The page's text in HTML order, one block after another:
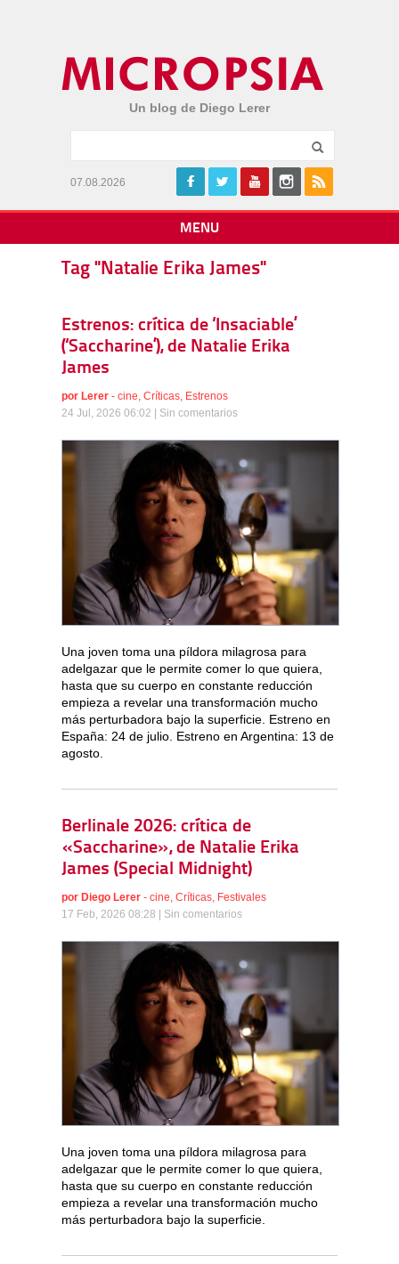
Un blog de Diego Lerer
07.08.2026
MENU
Tag "Natalie Erika James"
Estrenos: crítica de ‘Insaciable’
(‘Saccharine’), de Natalie Erika
James
por Lerer - cine, Críticas, Estrenos
24 Jul, 2026 06:02 | Sin comentarios
Una joven toma una píldora milagrosa para
adelgazar que le permite comer lo que quiera,
hasta que su cuerpo en constante reducción
empieza a revelar una transformación mucho
más perturbadora bajo la superficie. Estreno en
España: 24 de julio. Estreno en Argentina: 13 de
agosto.
Berlinale 2026: crítica de
«Saccharine», de Natalie Erika
James (Special Midnight)
por Diego Lerer - cine Críticas Festivales
17 Feb, 2026 08:28 | Sin comentarios
Una joven toma una píldora milagrosa para
adelgazar que le permite comer lo que quiera,
hasta que su cuerpo en constante reducción
empieza a revelar una transformación mucho
más perturbadora bajo la superficie.